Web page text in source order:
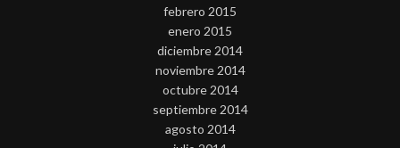
febrero 2015
enero 2015
diciembre 2014
noviembre 2014
octubre 2014
septiembre 2014
agosto 2014